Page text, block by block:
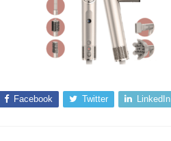
Facebook Twitter LinkedIn